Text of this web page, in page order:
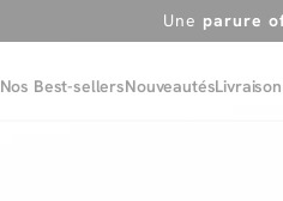
En ce
Nos Best-sellersNouveautés